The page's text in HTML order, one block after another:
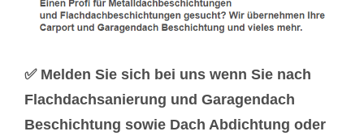
✅ Melden Sie sich bei uns wenn Sie nach
Flachdachsanierung und Garagendach
Beschichtung sowie Dach Abdichtung oder